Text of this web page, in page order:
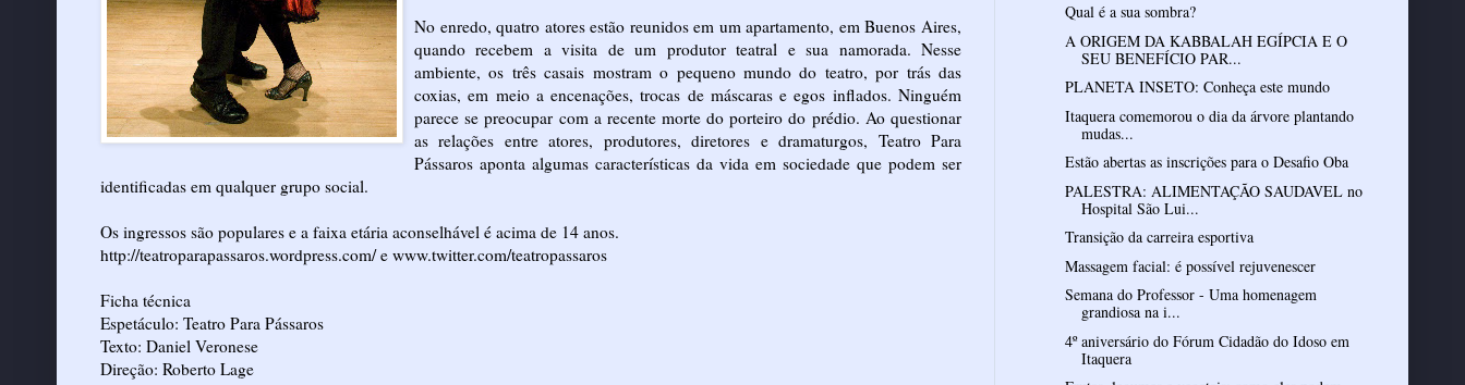
No enredo, quatro atores estão reunidos em um apartamento, em Buenos Aires,
quando recebem a visita de um produtor teatral e sua namorada. Nesse
ambiente, os três casais mostram o pequeno mundo do teatro, por trás das
coxias, em meio a encenações, trocas de máscaras e egos inflados. Ninguém
parece se preocupar com a recente morte do porteiro do prédio. Ao questionar
as relações entre atores, produtores, diretores e dramaturgos, Teatro Para
Pássaros aponta algumas características da vida em sociedade que podem ser
identificadas em qualquer grupo social.
Os ingressos são populares e a faixa etária aconselhável é acima de 14 anos.
http://teatroparapassaros.wordpress.com/e www.twitter.com/teatropassaros
Ficha técnica
Espetáculo: Teatro Para Pássaros
Texto: Daniel Veronese
Direção: Roberto Lage
Qual é a sua sombra?
A ORIGEM DA KABBALAH EGÍPCIA E O
SEU BENEFÍCIO PAR...
PLANETA INSETO: Conheça este mundo
Itaquera comemorou o dia da árvore plantando
mudas...
Estão abertas as inscrições para o Desafio Oba
PALESTRA: ALIMENTAÇÃO SAUDAVEL no
Hospital São Lui...
Transição da carreira esportiva
Massagem facial: é possível rejuvenescer
Semana do Professor - Uma homenagem
grandiosa na i...
4º aniversário do Fórum Cidadão do Idoso em
Itaquera